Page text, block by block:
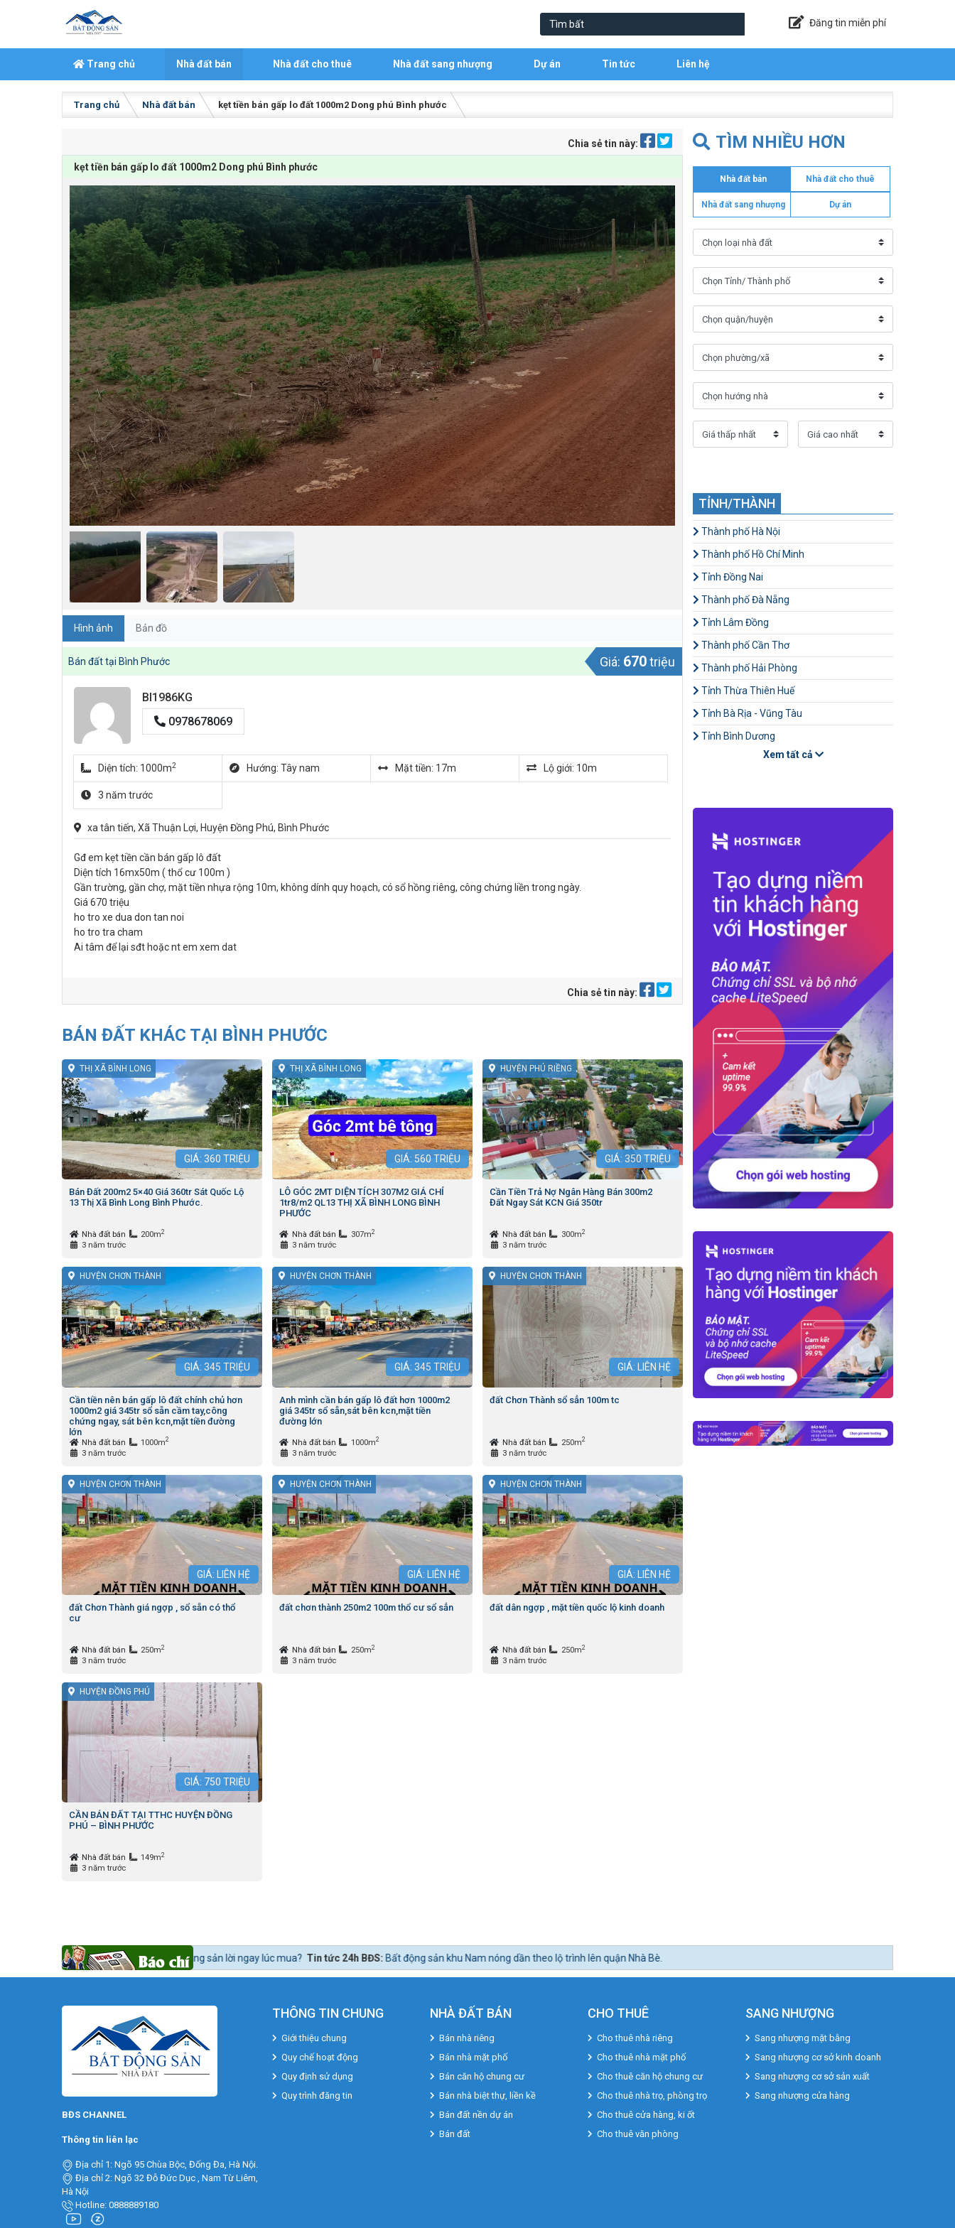
Đăng tin miễn phí
Trang chủ Nhà đất bán Nhà đất cho thuê Nhà đất sang nhượng Dự án Tin tức Liên hệ
Trang chủ Nhà đất bán kẹt tiền bán gấp lo đất 1000m2 Dong phú Bình phước
Chia sẻ tin này:
kẹt tiền bán gấp lo đất 1000m2 Dong phú Bình phước
Hình ảnh Bản đồ
Bán đất tại Bình Phước Giá: 670triệu
BI1986KG
0978678069
Diện tích: 1000m2 Hướng: Tây nam Mặt tiền: 17m Lộ giới: 10m
3 năm trước
xa tân tiến, Xã Thuận Lợi, Huyện Đồng Phú, Bình Phước
Gđ em kẹt tiền cần bán gấp lô đất
Diện tích 16mx50m ( thổ cư 100m )
Gần trường, gần chợ, mặt tiền nhựa rộng 10m, không dính quy hoạch, có sổ hồng riêng, công chứng liền trong ngày.
Giá 670 triệu
ho tro xe dua don tan noi
ho tro tra cham
Ai tâm để lại sđt hoặc nt em xem dat
Chia sẻ tin này:
BÁN ĐẤT KHÁC TẠI BÌNH PHƯỚC
THỊ XÃ BÌNH LONG
GIÁ: 360 TRIỆU
Bán Đất 200m2 5×40 Giá 360tr Sát Quốc Lộ
13 Thị Xã Bình Long Bình Phước.
Nhà đất bán 200m2
3 năm trước
THỊ XÃ BÌNH LONG
GIÁ: 560 TRIỆU
LÔ GÓC 2MT DIỆN TÍCH 307M2 GIÁ CHỈ
1tr8/m2 QL13 THỊ XÃ BÌNH LONG BÌNH
PHƯỚC
Nhà đất bán 307m2
3 năm trước
HUYỆN PHÚ RIỀNG
GIÁ: 350 TRIỆU
Cần Tiền Trả Nợ Ngân Hàng Bán 300m2
Đất Ngay Sát KCN Giá 350tr
Nhà đất bán 300m2
3 năm trước
HUYỆN CHƠN THÀNH
GIÁ: 345 TRIỆU
Cần tiền nên bán gấp lô đất chính chủ hơn
1000m2 giá 345tr sổ sẵn cầm tay,công
chứng ngay, sát bên kcn,mặt tiền đường
lớn
Nhà đất bán 1000m2
3 năm trước
HUYỆN CHƠN THÀNH
GIÁ: 345 TRIỆU
Anh mình cần bán gấp lô đất hơn 1000m2
giá 345tr sổ sẵn,sát bên kcn,mặt tiền
đường lớn
Nhà đất bán 1000m2
3 năm trước
HUYỆN CHƠN THÀNH
GIÁ: LIÊN HỆ
đất Chơn Thành sổ sẳn 100m tc
Nhà đất bán 250m2
3 năm trước
HUYỆN CHƠN THÀNH
GIÁ: LIÊN HỆ
đất Chơn Thành giá ngợp , sổ sẵn có thổ
cư
Nhà đất bán 250m2
3 năm trước
HUYỆN CHƠN THÀNH
GIÁ: LIÊN HỆ
đất chơn thành 250m2 100m thổ cư sổ sẳn
Nhà đất bán 250m2
3 năm trước
HUYỆN CHƠN THÀNH
GIÁ: LIÊN HỆ
đất dân ngợp , mặt tiền quốc lộ kinh doanh
Nhà đất bán 250m2
3 năm trước
HUYỆN ĐỒNG PHÚ
GIÁ: 750 TRIỆU
CẦN BÁN ĐẤT TẠI TTHC HUYỆN ĐỒNG
PHÚ – BÌNH PHƯỚC
Nhà đất bán 149m2
3 năm trước
TÌM NHIỀU HƠN
Nhà đất bán Nhà đất cho thuê
Nhà đất sang nhượng Dự án
TỈNH/THÀNH
Thành phố Hà Nội
Thành phố Hồ Chí Minh
Tỉnh Đồng Nai
Thành phố Đà Nẵng
Tỉnh Lâm Đồng
Thành phố Cần Thơ
Thành phố Hải Phòng
Tỉnh Thừa Thiên Huế
Tỉnh Bà Rịa - Vũng Tàu
Tỉnh Bình Dương
Xem tất cả
để mua bất động sản lời ngay lúc mua? Tin tức 24h BĐS:Bất động sản khu Nam nóng dần theo lộ trình lên quận Nhà Bè.
BĐS CHANNEL
Thông tin liên lạc
Địa chỉ 1: Ngõ 95 Chùa Bộc, Đống Đa, Hà Nội.
Địa chỉ 2: Ngõ 32 Đỗ Đức Dục , Nam Từ Liêm,
Hà Nội
Hotline: 0888889180
THÔNG TIN CHUNG
Giới thiệu chung
Quy chế hoạt động
Quy định sử dụng
Quy trình đăng tin
NHÀ ĐẤT BÁN
Bán nhà riêng
Bán nhà mặt phố
Bán căn hộ chung cư
Bán nhà biệt thự, liền kề
Bán đất nền dự án
Bán đất
CHO THUÊ
Cho thuê nhà riêng
Cho thuê nhà mặt phố
Cho thuê căn hộ chung cư
Cho thuê nhà trọ, phòng trọ
Cho thuê cửa hàng, ki ốt
Cho thuê văn phòng
SANG NHƯỢNG
Sang nhượng mặt bằng
Sang nhượng cơ sở kinh doanh
Sang nhượng cơ sở sản xuất
Sang nhượng cửa hàng